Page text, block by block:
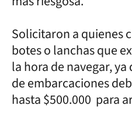
Solicitaron a quienes
botes o lanchas que
la hora de navegar,
de embarcaciones
hasta $500.000 para